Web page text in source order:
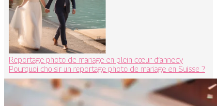
Reportage photo de mariage en plein cœur d’annecy
Pourquoi choisir un reportage photo de mariage en Suisse ?